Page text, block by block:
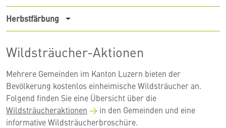
Herbstfärbung
Wildsträucher-Aktionen
Mehrere Gemeinden im Kanton Luzern bieten der
Bevölkerung kostenlos einheimische Wildsträucher an.
Folgend finden Sie eine Übersicht über die
Wildsträucheraktionen
in den Gemeinden und eine
informative Wildsträucherbroschüre.